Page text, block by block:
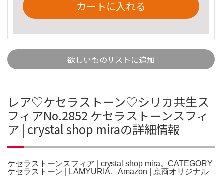
カートに入れる
欲しいものリストに追加
レア♡ケセラストーン♡シリカ共生ス
フィアNo.2852 ケセラストーンスフィ
ア | crystal shop miraの詳細情報
ケセラストーンスフィア | crystal shop mira。CATEGORY
ケセラストーン | LAMYURIA。Amazon | 京商オリジナル